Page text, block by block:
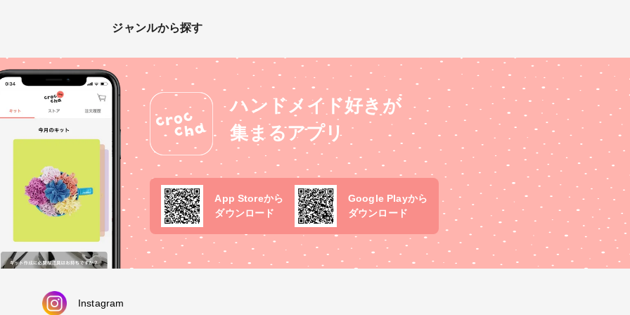
ジャンルから探す
ハンドメイド好きが
集まるアプリ
App Storeから
ダウンロード
Google Playから
ダウンロード
Instagram